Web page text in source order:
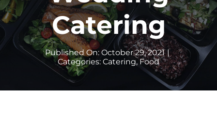
Contact Catering
Published On: October 29, 2021 |
Categories: Catering,Food